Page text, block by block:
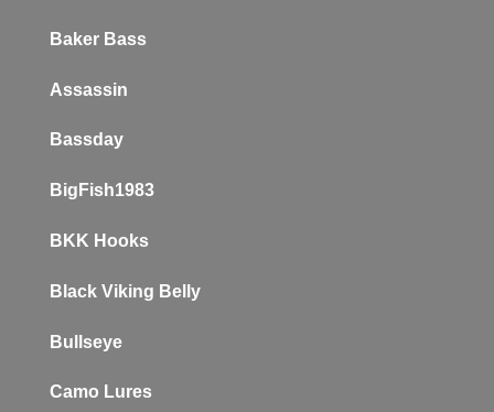
Baker Bass
Assassin
Bassday
BigFish1983
BKK Hooks
Black Viking Belly
Bullseye
Camo Lures